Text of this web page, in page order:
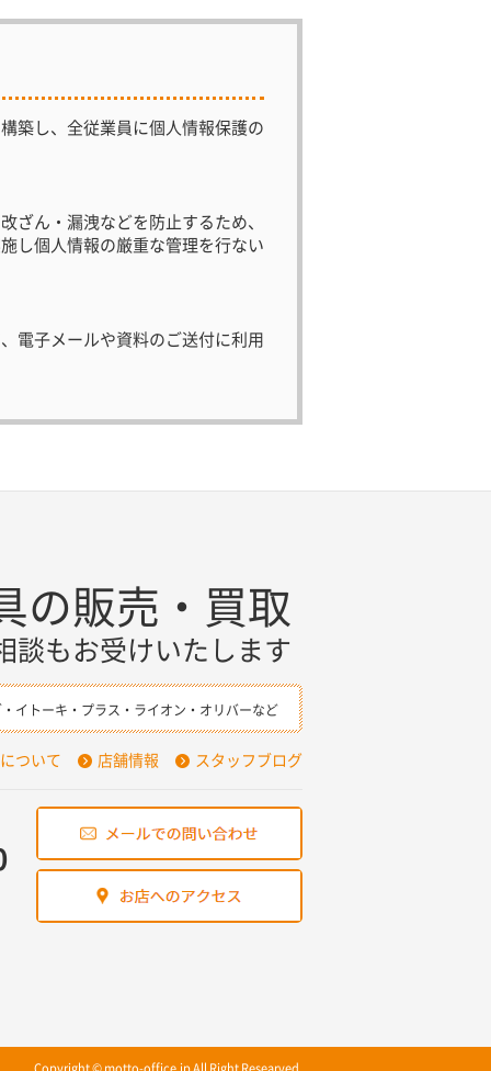
築し、全従業員に個人情報保護の
ざん・漏洩などを防止するため、
し個人情報の厳重な管理を行ない
電子メールや資料のご送付に利用
の上、対応させていただきます。
の内容を適宜見直し、その改善に
の販売・買取
談もお受けいたします
イトーキ・プラス・ライオン・オリバーなど
ついて 店舗情報 スタッフブログ
Copyright © motto-office.jp All Right Researved.